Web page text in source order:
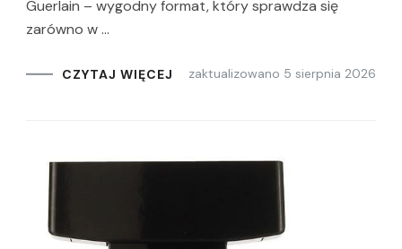
Guerlain – wygodny format, który sprawdza się
zarówno w …
CZYTAJ WIĘCEJ zaktualizowano 5 sierpnia 2026